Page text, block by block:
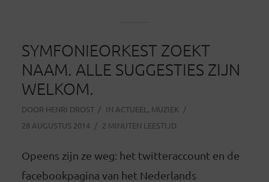
SYMFONIEORKEST ZOEKT
NAAM. ALLE SUGGESTIES ZIJN
WELKOM.
DOOR HENRI DROST IN ACTUEEL , MUZIEK
28 AUGUSTUS 2014
2 MINUTEN LEESTIJD
Opeens zijn ze weg: het twitteraccount en de
facebookpagina van het Nederlands